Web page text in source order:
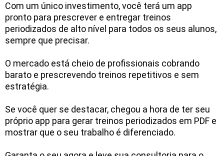
Com um único investimento, você terá um app
pronto para prescrever e entregar treinos
periodizados de alto nível para todos os seus alunos,
sempre que precisar.
O mercado está cheio de profissionais cobrando
barato e prescrevendo treinos repetitivos e sem
estratégia.
Se você quer se destacar, chegou a hora de ter seu
próprio app para gerar treinos periodizados em PDF e
mostrar que o seu trabalho é diferenciado.